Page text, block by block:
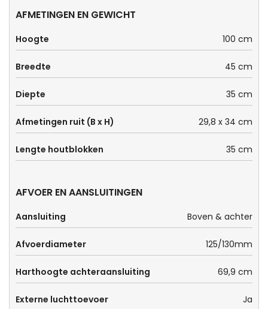
AFMETINGEN EN GEWICHT
Hoogte 100 cm
Breedte 45 cm
Diepte 35 cm
Afmetingen ruit (B x H) 29,8 x 34 cm
Lengte houtblokken 35 cm
AFVOER EN AANSLUITINGEN
Aansluiting Boven & achter
Afvoerdiameter 125/130mm
Harthoogte achteraansluiting 69,9 cm
Externe luchttoevoer Ja